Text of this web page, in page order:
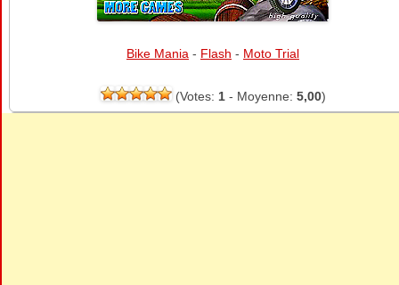
Bike Mania - Flash - Moto Trial
(Votes: 1- Moyenne: 5,00)